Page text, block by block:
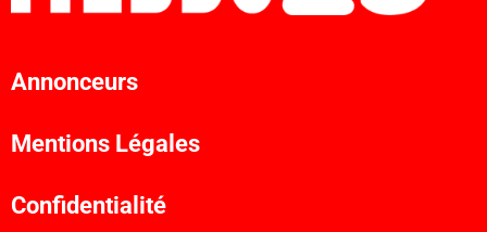
Annonceurs
Mentions Légales
Confidentialité